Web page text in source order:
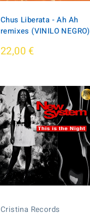
Chus Liberata - Ah Ah
remixes (VINILO NEGRO)
22,00 €
Cristina Records